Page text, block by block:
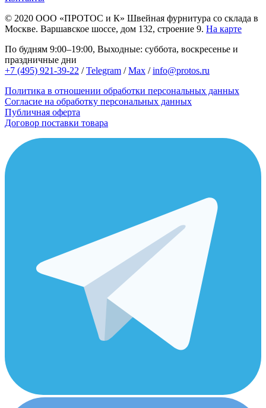
© 2020 ООО «ПРОТОС и К» Швейная фурнитура со склада в
Москве. Варшавское шоссе, дом 132, строение 9. На карте
По будням 9:00–19:00, Выходные: суббота, воскресенье и
праздничные дни
+7 (495) 921-39-22 /Telegram /Max /info@protos.ru
Политика в отношении обработки персональных данных
Согласие на обработку персональных данных
Публичная оферта
Договор поставки товара